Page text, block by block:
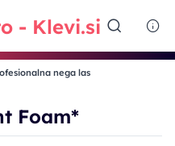
nega las
Foam*